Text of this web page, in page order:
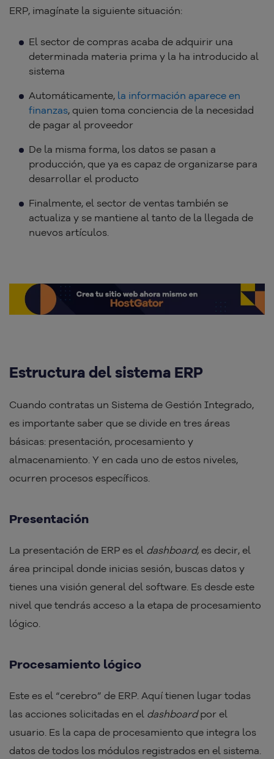
ERP, imagínate la siguiente situación:
El sector de compras acaba de adquirir una
determinada materia prima y la ha introducido al
sistema
Automáticamente, la información aparece en
finanzas, quien toma conciencia de la necesidad
de pagar al proveedor
De la misma forma, los datos se pasan a
producción, que ya es capaz de organizarse para
desarrollar el producto
Finalmente, el sector de ventas también se
actualiza y se mantiene al tanto de la llegada de
nuevos artículos.
Estructura del sistema ERP
Cuando contratas un Sistema de Gestión Integrado,
es importante saber que se divide en tres áreas
básicas: presentación, procesamiento y
almacenamiento. Y en cada uno de estos niveles,
ocurren procesos específicos.
Presentación
La presentación de ERP es el dashboard, es decir, el
área principal donde inicias sesión, buscas datos y
tienes una visión general del software. Es desde este
nivel que tendrás acceso a la etapa de procesamiento
lógico.
Procesamiento lógico
Este es el “cerebro” de ERP. Aquí tienen lugar todas
las acciones solicitadas en el dashboardpor el
usuario. Es la capa de procesamiento que integra los
datos de todos los módulos registrados en el sistema.